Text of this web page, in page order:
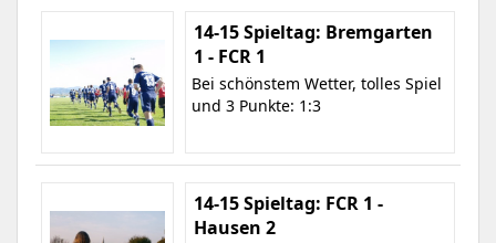
14-15 Spieltag: Bremgarten
1 - FCR 1
Bei schönstem Wetter, tolles Spiel
und 3 Punkte: 1:3
14-15 Spieltag: FCR 1 -
Hausen 2